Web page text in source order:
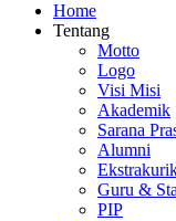
Home
Tentang
Motto
Logo
Visi Misi
Akademik
Sarana
Alumni
Guru &
PIP